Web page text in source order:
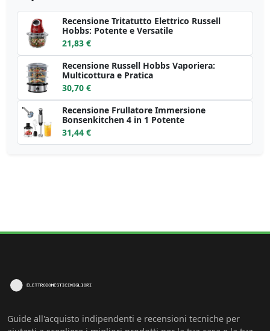
Recensione Tritatutto Elettrico Russell
Hobbs: Potente e Versatile
21,83 €
Recensione Russell Hobbs Vaporiera:
Multicottura e Pratica
30,70 €
Recensione Frullatore Immersione
Bonsenkitchen 4 in 1 Potente
31,44 €
Guide all'acquisto indipendenti e recensioni tecniche per